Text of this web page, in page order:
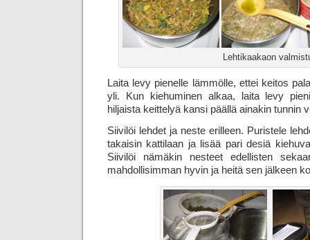
Lehtikaakaon
Laita levy pienelle lämmölle, ettei keitos
yli. Kun kiehuminen alkaa, laita levy
hiljaista keittelyä kansi päällä ainakin tunnin
Siivilöi lehdet ja neste erilleen. Puristele
takaisin kattilaan ja lisää pari desiä
Siivilöi nämäkin nesteet edellisten
mahdollisimman hyvin ja heitä sen jälkeen